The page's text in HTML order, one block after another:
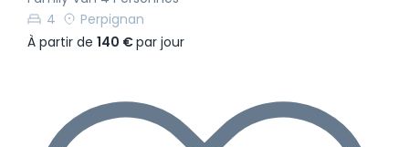
4
Perpignan
À partir de 140 €par jour